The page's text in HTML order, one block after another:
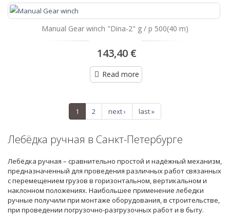
Manual Gear winch "Dina-2" g / p 500(40 m)
143,40 €
Read more
1 2 next › last »
Лебёдка ручная в Санкт-Петербурге
Лебёдка ручная – сравнительно простой и надёжный механизм,
предназначенный для проведения различных работ связанных
с перемещением грузов в горизонтальном, вертикальном и
наклонном положениях. Наибольшее применение лебедки
ручные получили при монтаже оборудования, в строительстве,
при проведении погрузочно-разгрузочных работ и в быту.